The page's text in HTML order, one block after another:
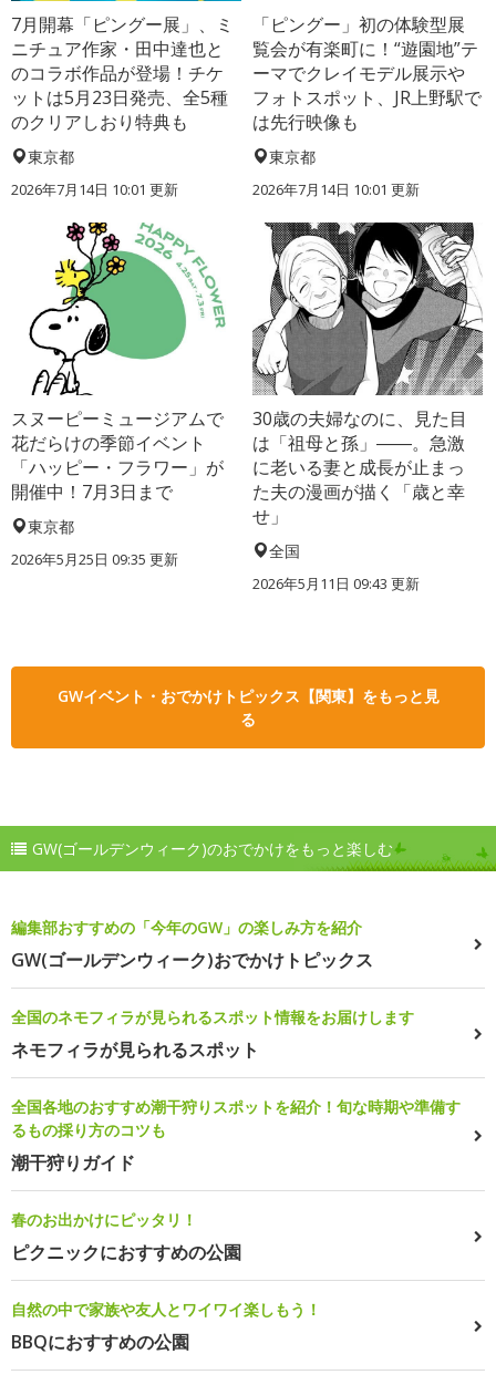
7月開幕「ピングー展」、ミ
ニチュア作家・田中達也と
のコラボ作品が登場！チケ
ットは5月23日発売、全5種
のクリアしおり特典も
東京都
2026年7月14日 10:01 更新
「ピングー」初の体験型展
覧会が有楽町に！“遊園地”テ
ーマでクレイモデル展示や
フォトスポット、JR上野駅で
は先行映像も
東京都
2026年7月14日 10:01 更新
スヌーピーミュージアムで
花だらけの季節イベント
「ハッピー・フラワー」が
開催中！7月3日まで
東京都
2026年5月25日 09:35 更新
30歳の夫婦なのに、見た目
は「祖母と孫」――。急激
に老いる妻と成長が止まっ
た夫の漫画が描く「歳と幸
せ」
全国
2026年5月11日 09:43 更新
GWイベント・おでかけトピックス【関東】をもっと見
る
GW(ゴールデンウィーク)のおでかけをもっと楽しむ
編集部おすすめの「今年のGW」の楽しみ方を紹介
GW(ゴールデンウィーク)おでかけトピックス
全国のネモフィラが見られるスポット情報をお届けします
ネモフィラが見られるスポット
全国各地のおすすめ潮干狩りスポットを紹介！旬な時期や準備す
るもの採り方のコツも
潮干狩りガイド
春のお出かけにピッタリ！
ピクニックにおすすめの公園
自然の中で家族や友人とワイワイ楽しもう！
BBQにおすすめの公園